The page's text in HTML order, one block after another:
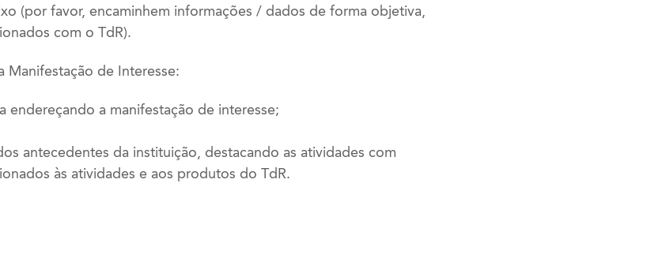
(por favor, encaminhem informações / dados de forma objetiva,
com o TdR).
de Interesse:
endereçando a manifestação de interesse;
antecedentes da instituição, destacando as atividades com
às atividades e aos produtos do TdR.